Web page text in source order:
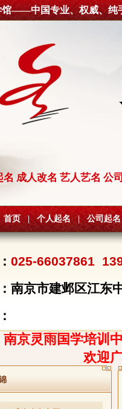
馆——中国专业、权威、纯
名 成人改名 艺人艺名 公
首页 | 个人起名 | 公司起名
025-66037861
南京市建邺区江东
南京灵雨国学培训
欢迎